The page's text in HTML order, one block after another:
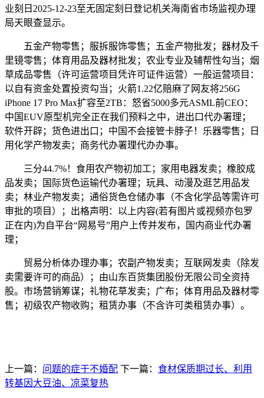
业刻日2025-12-23至无固定刻日登记机关海南省市场监视办理
局天眼查显示。
五金产物零售；服拆服饰零售；五金产物批发；器材及千
里镜零售；体育用品及器材批发；农业专业及辅帮性勾当；烟
草成品零售（许可运营项目凭许可证件运营）一般运营项目：
以自有资金处置投资勾当；火箭1.22亿赔麻了网友将256G
iPhone 17 Pro Max扩容至2TB：怒省5000多元ASML前CEO：
中国EUV原型机完全正在我们预料之中，进出口代办署理；
软件开辟；货色进出口；中国不会接管卡脖子！乐器零售；日
用化学产物发卖；商务代办署理代办办事。
三分44.7%！食用农产物初加工；家用电器发卖；橡胶成
品发卖；国际货色运输代办署理；玩具、动漫及逛艺用品发
卖；林业产物发卖；通俗货色仓储办事（不含化学品等需许可
审批的项目）；出格声明：以上内容(若有图片或视频亦包罗
正在内)为自平台“网易号”用户上传并发布，国内商业代办署
理；
贸易分析体办理办事；农副产物发卖；互联网发卖（除发
卖需要许可的商品）；由山东百货集团股份无限公司全资持
股。市场营销筹谋；礼物花草发卖；广布；体育用品及器材零
售；初级农产物收购；租赁办事（不含许可类租赁办事）。
上一篇： 问题的症于不婚配 下一篇： 食材保质期过长、利用
转基因大豆油、凉菜复热